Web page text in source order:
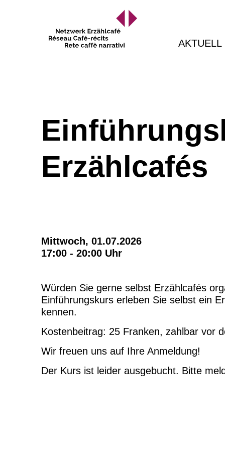
AKTUELL
Erzählcafés
Mittwoch, 01.07.2026
17:00 - 20:00 Uhr
Würden Sie gerne selbst Erzählcafés
Einführungskurs erleben Sie selbst ein
kennen.
Kostenbeitrag: 25 Franken, zahlbar vor
Wir freuen uns auf Ihre Anmeldung!
Der Kurs ist leider ausgebucht. Bitte